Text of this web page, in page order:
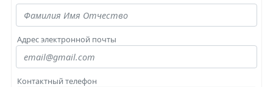
Адрес электронной почты
Контактный телефон